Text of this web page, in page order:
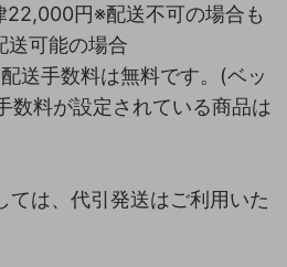
22,000円※配送不可の場合も
送可能の場合
送手数料は無料です。(ベッ
数料が設定されている商品は
は、代引発送はご利用いた